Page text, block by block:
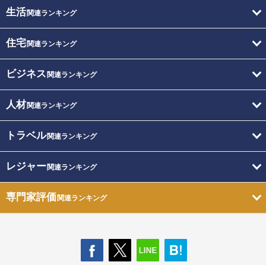
生活関連ランキング
住宅関連ランキング
ビジネス 関連ランキング
人材関連ランキング
トラベル関連ランキング
レジャー関連ランキング
専門家評価関連ランキング